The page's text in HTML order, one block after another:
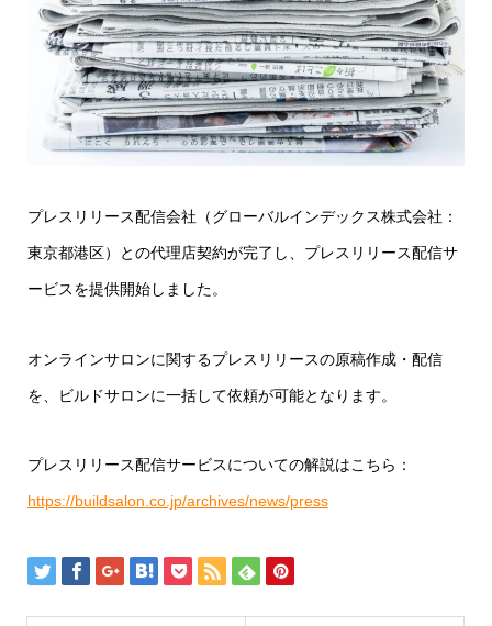
プレスリリース配信会社（グローバルインデックス株式会社：
東京都港区）との代理店契約が完了し、プレスリリース配信サ
ービスを提供開始しました。
オンラインサロンに関するプレスリリースの原稿作成・配信
を、ビルドサロンに一括して依頼が可能となります。
プレスリリース配信サービスについての解説はこちら：
https://buildsalon.co.jp/archives/news/press